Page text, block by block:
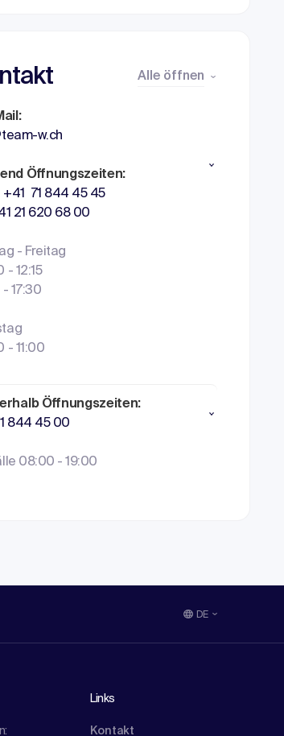
Alle öffnen
w.ch
Öffnungszeiten:
+41 71 844 45 45
21 620 68 00
- Freitag
- 12:15
- 17:30
- 11:00
Öffnungszeiten:
844 45 00
08:00 - 19:00
DE
Links
Kontakt